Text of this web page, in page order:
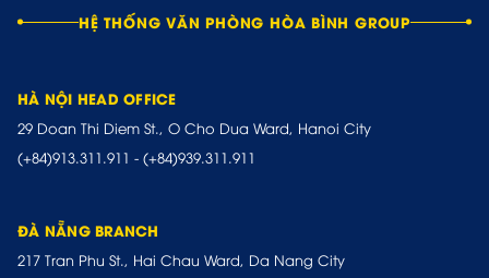
HỆ THỐNG VĂN PHÒNG HÒA BÌNH GROUP
HÀ NỘI HEAD OFFICE
29 Doan Thi Diem St., O Cho Dua Ward, Hanoi City
(+84)913.311.911 - (+84)939.311.911
ĐÀ NẴNG BRANCH
217 Tran Phu St., Hai Chau Ward, Da Nang City